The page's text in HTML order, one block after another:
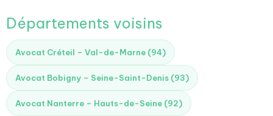
Départements voisins
Avocat Créteil – Val-de-Marne (94)
Avocat Bobigny – Seine-Saint-Denis (93)
Avocat Nanterre – Hauts-de-Seine (92)